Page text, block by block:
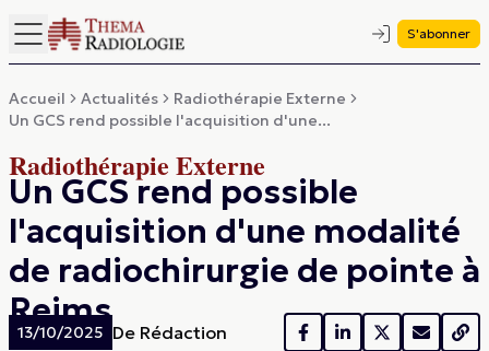
S'abonner
Accueil Actualités
Radiothérapie Externe
Un GCS rend possible l'acquisition d'une...
Radiothérapie Externe
Un GCS rend possible
l'acquisition d'une modalité
de radiochirurgie de pointe à
Reims
13/10/2025 De Rédaction